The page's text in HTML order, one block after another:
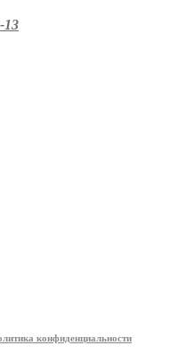
13
конфиденциальности